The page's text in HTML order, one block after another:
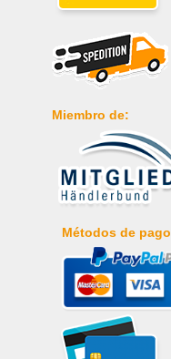
Miembro de:
Métodos de pago